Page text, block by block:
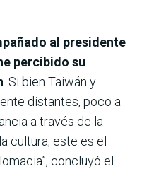
al presidente
percibido su
. Si bien Taiwán y
distantes, poco a
a través de la
cultura; este es el
concluyó el